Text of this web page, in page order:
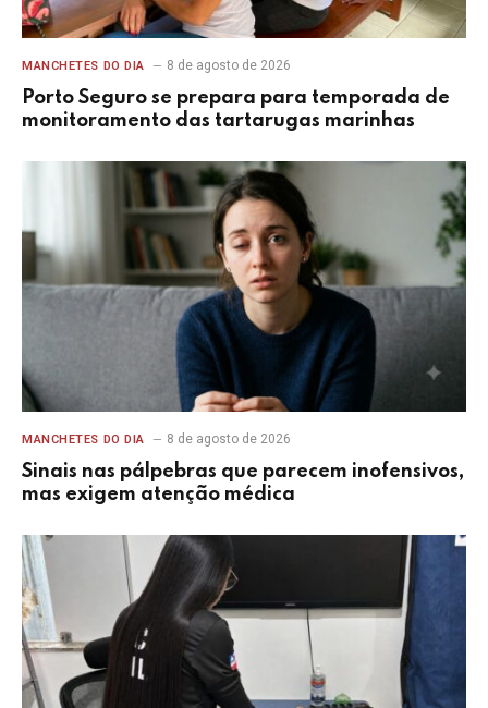
MANCHETES DO DIA 8 de agosto de 2026
Porto Seguro se prepara para temporada de
monitoramento das tartarugas marinhas
MANCHETES DO DIA 8 de agosto de 2026
Sinais nas pálpebras que parecem inofensivos,
mas exigem atenção médica